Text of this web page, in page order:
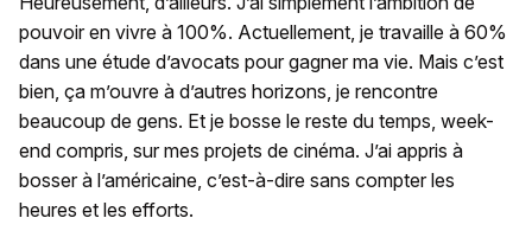
pouvoir en vivre à 100%. Actuellement, je travaille à 60%
dans une étude d’avocats pour gagner ma vie. Mais c’est
bien, ça m’ouvre à d’autres horizons, je rencontre
beaucoup de gens. Et je bosse le reste du temps, week-
end compris, sur mes projets de cinéma. J’ai appris à
bosser à l’américaine, c’est-à-dire sans compter les
heures et les efforts.